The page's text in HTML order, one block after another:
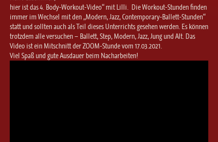
Kreative Früherziehung / Kinderballett
Modern / Jazz / Contemporary
Steptanz
Urban Dance
hier ist das 4. Body-Workout-Video“ mit Lilli. Die Workout-Stunden finden
immer im Wechsel mit den „Modern, Jazz, Contemporary-Ballett-Stunden“
statt und sollten auch als Teil dieses Unterrichts gesehen werden. Es können
trotzdem alle versuchen – Ballett, Step, Modern, Jazz, Jung und Alt. Das
Video ist ein Mitschnitt der ZOOM-Stunde vom 17.03.2021.
Viel Spaß und gute Ausdauer beim Nacharbeiten!